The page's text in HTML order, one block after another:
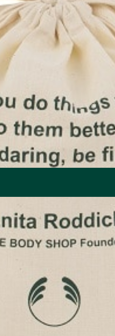
のスクラブ洗顔料と厳選した自然由来
、ジェルクリームで澄みわたるような